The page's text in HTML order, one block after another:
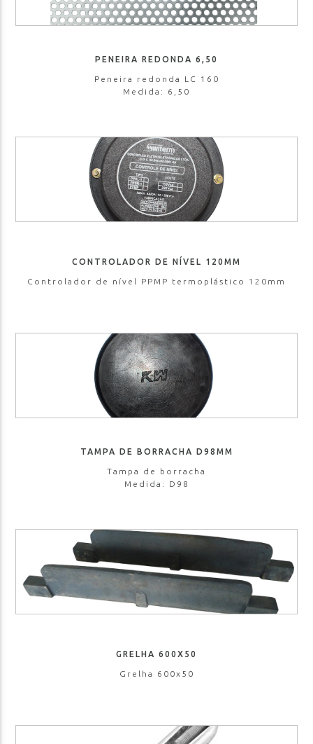
PENEIRA REDONDA 6,50
Peneira redonda LC 160
Medida: 6,50
CONTROLADOR DE NÍVEL 120MM
Controlador de nível PPMP termoplástico 120mm
TAMPA DE BORRACHA D98MM
Tampa de borracha
Medida: D98
GRELHA 600X50
Grelha 600x50